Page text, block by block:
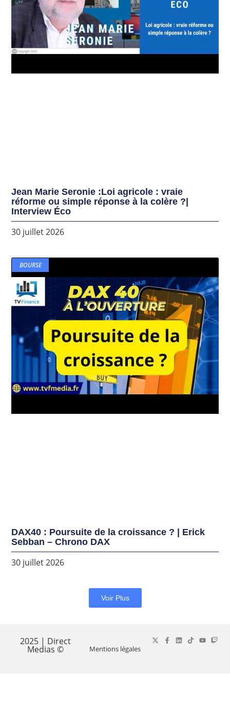
Jean Marie Seronie :Loi agricole : vraie
réforme ou simple réponse à la colère ?|
Interview Éco
30 juillet 2026
BOURSE
DAX40 : Poursuite de la croissance ? | Erick
Sebban – Chrono DAX
30 juillet 2026
Voir Plus
2025 | Direct
Medias © Mentions légales